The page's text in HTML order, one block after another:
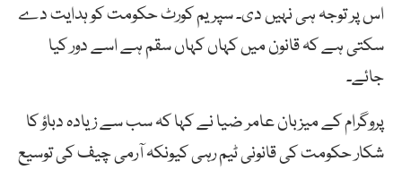
اس پر توجہ ہی نہیں دی۔ سپریم کورٹ حکومت کو ہدایت دے
سکتی ہے کہ قانون میں کہاں کہاں سقم ہے اسے دور کیا
جائے۔
پروگرام کے میزبان عامر ضیا نے کہا کہ سب سے زیادہ دباؤ کا
شکار حکومت کی قانونی ٹیم رہی کیونکہ آرمی چیف کی توسیع